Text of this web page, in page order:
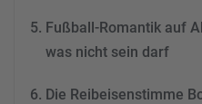
Fußball-Romantik auf
was nicht sein darf
Die Reibeisenstimme